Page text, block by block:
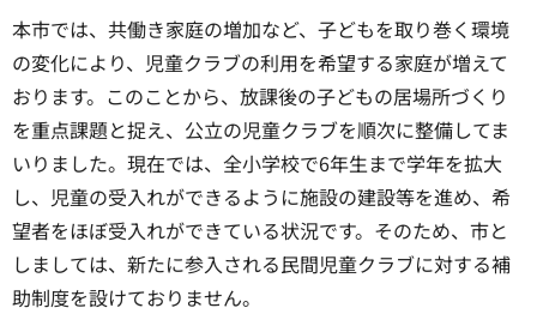
本市では、共働き家庭の増加など、子どもを取り巻く環境
の変化により、児童クラブの利用を希望する家庭が増えて
おります。このことから、放課後の子どもの居場所づくり
を重点課題と捉え、公立の児童クラブを順次に整備してま
いりました。現在では、全小学校で6年生まで学年を拡大
し、児童の受入れができるように施設の建設等を進め、希
望者をほぼ受入れができている状況です。そのため、市と
しましては、新たに参入される民間児童クラブに対する補
助制度を設けておりません。